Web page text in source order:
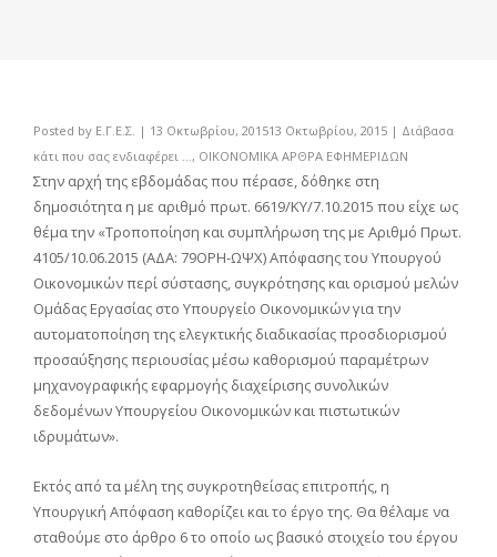
Posted by Ε.Γ.Ε.Σ. | 13 Οκτωβρίου, 201513 Οκτωβρίου, 2015 | Διάβασα
κάτι που σας ενδιαφέρει ... , ΟΙΚΟΝΟΜΙΚΑ ΑΡΘΡΑ ΕΦΗΜΕΡΙΔΩΝ
Στην αρχή της εβδομάδας που πέρασε, δόθηκε στη
δημοσιότητα η με αριθμό πρωτ. 6619/ΚΥ/7.10.2015 που είχε ως
θέμα την «Τροποποίηση και συμπλήρωση της με Αριθμό Πρωτ.
4105/10.06.2015 (ΑΔΑ: 79ΟΡΗ-ΩΨΧ) Απόφασης του Υπουργού
Οικονομικών περί σύστασης, συγκρότησης και ορισμού μελών
Ομάδας Εργασίας στο Υπουργείο Οικονομικών για την
αυτοματοποίηση της ελεγκτικής διαδικασίας προσδιορισμού
προσαύξησης περιουσίας μέσω καθορισμού παραμέτρων
μηχανογραφικής εφαρμογής διαχείρισης συνολικών
δεδομένων Υπουργείου Οικονομικών και πιστωτικών
ιδρυμάτων».
Εκτός από τα μέλη της συγκροτηθείσας επιτροπής, η
Υπουργική Απόφαση καθορίζει και το έργο της. Θα θέλαμε να
σταθούμε στο άρθρο 6 το οποίο ως βασικό στοιχείο του έργου